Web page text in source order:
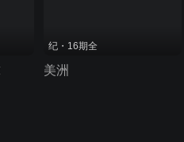
纪・16期全
美洲